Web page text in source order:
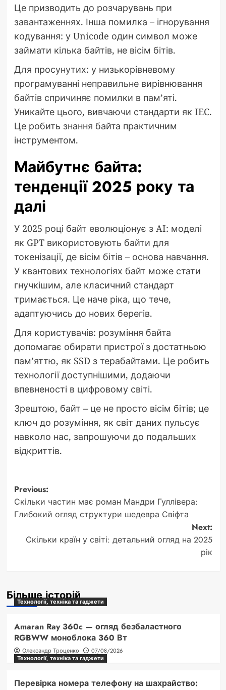
Це призводить до розчарувань при
завантаженнях. Інша помилка – ігнорування
кодування: у Unicode один символ може
займати кілька байтів, не вісім бітів.
Для просунутих: у низькорівневому
програмуванні неправильне вирівнювання
байтів спричиняє помилки в пам’яті.
Уникайте цього, вивчаючи стандарти як IEC.
Це робить знання байта практичним
інструментом.
Майбутнє байта:
тенденції 2025 року та
далі
У 2025 році байт еволюціонує з AI: моделі
як GPT використовують байти для
токенізації, де вісім бітів – основа навчання.
У квантових технологіях байт може стати
гнучкішим, але класичний стандарт
тримається. Це наче ріка, що тече,
адаптуючись до нових берегів.
Для користувачів: розуміння байта
допомагає обирати пристрої з достатньою
пам’яттю, як SSD з терабайтами. Це робить
технології доступнішими, додаючи
впевненості в цифровому світі.
Зрештою, байт – це не просто вісім бітів; це
ключ до розуміння, як світ даних пульсує
навколо нас, запрошуючи до подальших
відкриттів.
Post
navigation
Previous:
Скільки частин має роман Мандри Гуллівера:
Глибокий огляд структури шедевра Свіфта
Next:
Скільки країн у світі: детальний огляд на 2025
рік
Більше історій
Технології, техніка та гаджети
Amaran Ray 360c — огляд безбаластного
RGBWW моноблока 360 Вт
Олександр Троценко
07/08/2026
Технології, техніка та гаджети
Перевірка номера телефону на шахрайство: